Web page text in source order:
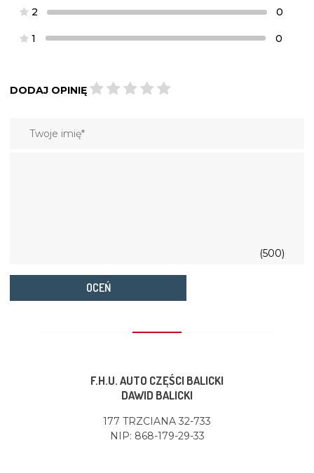
2 0
1 0
DODAJ OPINIĘ
(500)
OCEŃ
F.H.U. AUTO CZĘŚCI BALICKI
DAWID BALICKI
177 TRZCIANA 32-733
NIP: 868-179-29-33